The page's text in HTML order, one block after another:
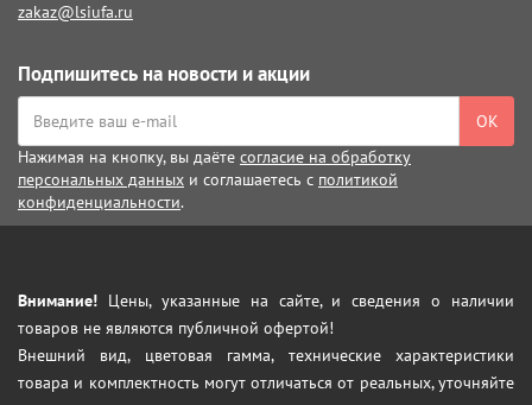
zakaz@lsiufa.ru
Подпишитесь на новости и акции
ОК
Нажимая на кнопку, вы даёте согласие на обработку
персональных данных и соглашаетесь с политикой
конфиденциальности.
Внимание! Цены, указанные на сайте, и сведения о наличии
товаров не являются публичной офертой!
Внешний вид, цветовая гамма, технические характеристики
товара и комплектность могут отличаться от реальных, уточняйте